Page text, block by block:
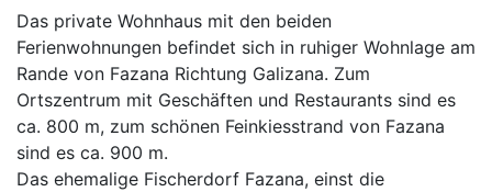
Das private Wohnhaus mit den beiden
Ferienwohnungen befindet sich in ruhiger Wohnlage am
Rande von Fazana Richtung Galizana. Zum
Ortszentrum mit Geschäften und Restaurants sind es
ca. 800 m, zum schönen Feinkiesstrand von Fazana
sind es ca. 900 m.
Das ehemalige Fischerdorf Fazana, einst die